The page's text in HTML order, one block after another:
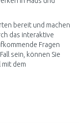
bereit und machen
das interaktive
Fragen
sein, können Sie
dem